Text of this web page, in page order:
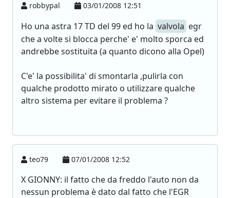
robbypal 03/01/2008 12:51
Ho una astra 17 TD del 99 ed ho la valvola egr
che a volte si blocca perche' e' molto sporca ed
andrebbe sostituita (a quanto dicono alla Opel)
C'e' la possibilita' di smontarla ,pulirla con
qualche prodotto mirato o utilizzare qualche
altro sistema per evitare il problema ?
teo79 07/01/2008 12:52
X GIONNY: il fatto che da freddo l'auto non da
nessun problema è dato dal fatto che l'EGR